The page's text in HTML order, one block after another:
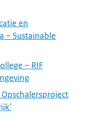
en
– Sustainable
– RIF